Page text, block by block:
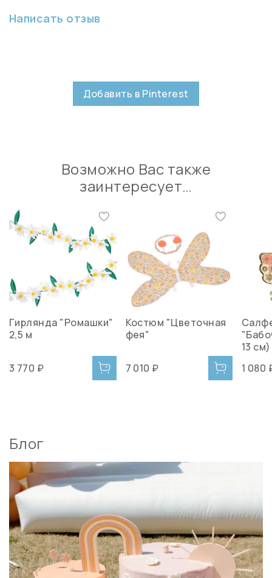
Написать отзыв
Добавить в Pinterest
Возможно Вас также
заинтересует…
Гирлянда "Ромашки"
2,5 м
3 770 ₽
Костюм "Цветочная
фея"
7 010 ₽
13 см)
1 080
Блог